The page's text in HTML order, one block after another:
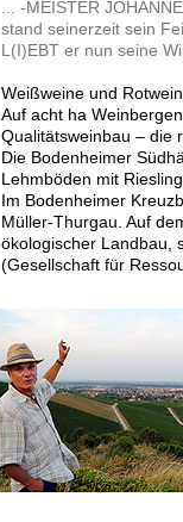
... -MEISTER
stand seinerzeit sein
L(I)EBT er nun seine
Weißweine und
Auf acht ha
Qualitätsweinbau – die
Die Bodenheimer
Lehmböden mit
Im Bodenheimer
Müller-Thurgau. Auf
ökologischer Landbau,
(Gesellschaft für